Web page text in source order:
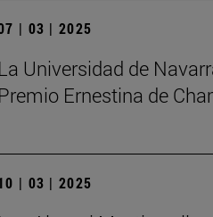
| 03 | 2025
La Universidad de
Premio Ernestina de
| 03 | 2025